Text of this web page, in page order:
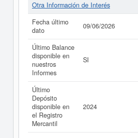
Otra Información de Interés
Fecha último
dato
09/06/2026
Último Balance
disponible en
nuestros
Informes
SI
Último
Depósito
disponible en
el Registro
Mercantil
2024